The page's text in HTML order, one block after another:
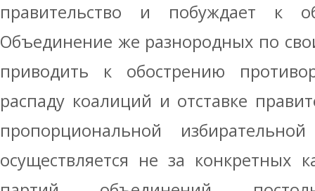
правительство и побуждает к
Объединение же разнородных по
приводить к обострению
распаду коалиций и отставке
пропорциональной
осуществляется не за конкретных